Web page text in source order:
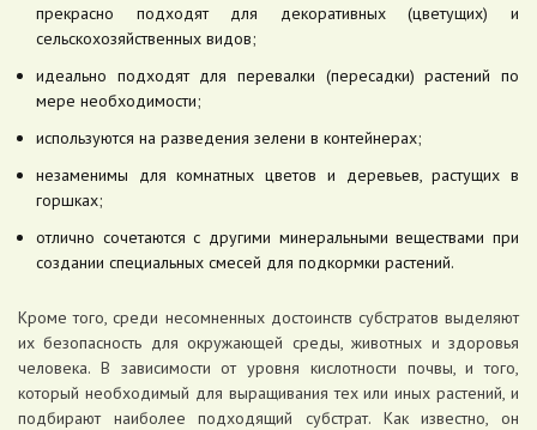
прекрасно подходят для декоративных (цветущих) и
сельскохозяйственных видов;
идеально подходят для перевалки (пересадки) растений по
мере необходимости;
используются на разведения зелени в контейнерах;
незаменимы для комнатных цветов и деревьев, растущих в
горшках;
отлично сочетаются с другими минеральными веществами при
создании специальных смесей для подкормки растений.
Кроме того, среди несомненных достоинств субстратов выделяют
их безопасность для окружающей среды, животных и здоровья
человека. В зависимости от уровня кислотности почвы, и того,
который необходимый для выращивания тех или иных растений, и
подбирают наиболее подходящий субстрат. Как известно, он